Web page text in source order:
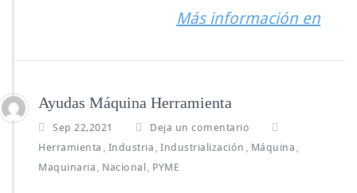
Más información en
Ayudas Máquina Herramienta
Sep 22,2021
Deja un comentario
Herramienta
Industria Industrialización Máquina
Maquinaria Nacional PYME